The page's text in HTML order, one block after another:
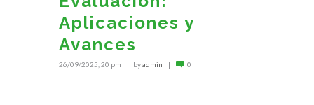
Aplicaciones y
Avances
26/09/2025, 20 pm byadmin 0